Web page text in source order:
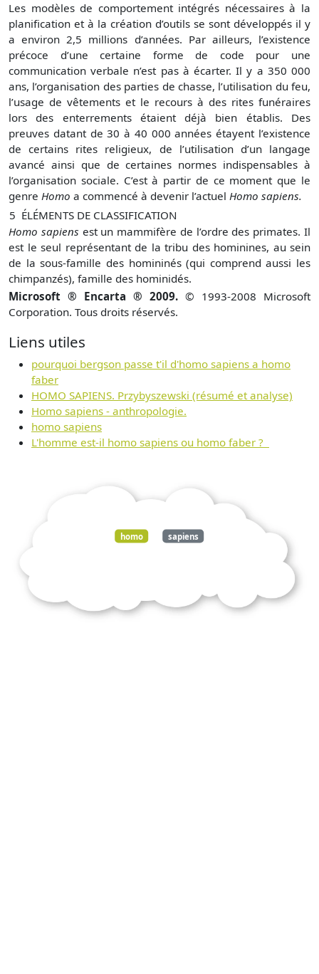
Les modèles de comportement intégrés nécessaires à la
planification et à la création d’outils se sont développés il y
a environ 2,5 millions d’années. Par ailleurs, l’existence
précoce d’une certaine forme de code pour une
communication verbale n’est pas à écarter. Il y a 350 000
ans, l’organisation des parties de chasse, l’utilisation du feu,
l’usage de vêtements et le recours à des rites funéraires
lors des enterrements étaient déjà bien établis. Des
preuves datant de 30 à 40 000 années étayent l’existence
de certains rites religieux, de l’utilisation d’un langage
avancé ainsi que de certaines normes indispensables à
l’organisation sociale. C’est à partir de ce moment que le
genre Homo a commencé à devenir l’actuel Homo sapiens.
5 ÉLÉMENTS DE CLASSIFICATION
Homo sapiens est un mammifère de l’ordre des primates. Il
est le seul représentant de la tribu des hominines, au sein
de la sous-famille des homininés (qui comprend aussi les
chimpanzés), famille des hominidés.
Microsoft ® Encarta ® 2009. © 1993-2008 Microsoft
Corporation. Tous droits réservés.
Liens utiles
pourquoi bergson passe t'il d'homo sapiens a homo
faber
HOMO SAPIENS. Przybyszewski (résumé et analyse)
Homo sapiens - anthropologie.
homo sapiens
L'homme est-il homo sapiens ou homo faber ?
homo sapiens